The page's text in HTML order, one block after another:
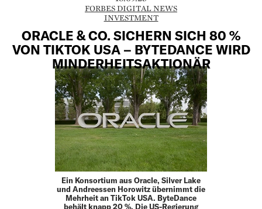
FORBES DIGITAL NEWS
INVESTMENT
ORACLE & CO. SICHERN SICH 80 %
VON TIKTOK USA – BYTEDANCE WIRD
MINDERHEITSAKTIONÄR
Ein Konsortium aus Oracle, Silver Lake
und Andreessen Horowitz übernimmt die
Mehrheit an TikTok USA. ByteDance
behält knapp 20 %. Die US-Regierung